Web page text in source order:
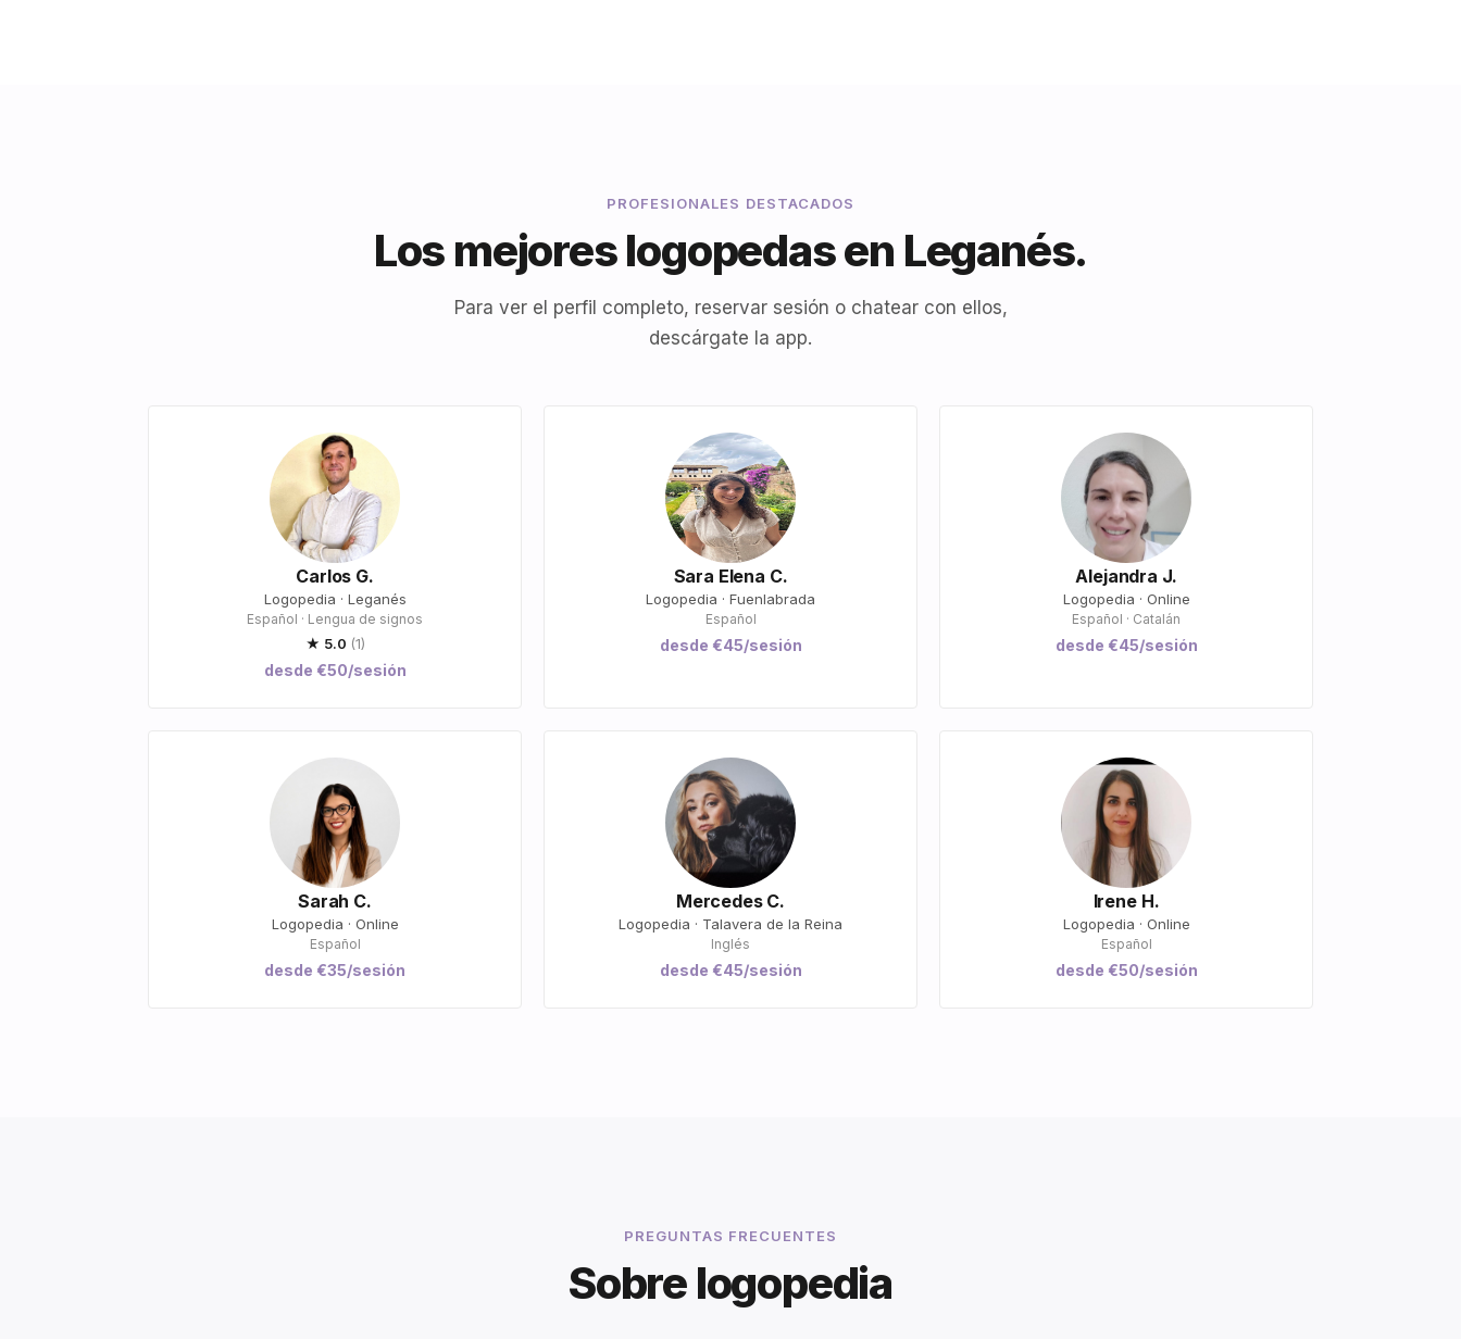
PROFESIONALES DESTACADOS
Los mejores logopedas en Leganés.
Para ver el perfil completo, reservar sesión o chatear con ellos,
descárgate la app.
Carlos G.
Logopedia · Leganés
Español · Lengua de signos
★ 5.0 (1)
desde €50/sesión
Sara Elena C.
Logopedia · Fuenlabrada
Español
desde €45/sesión
Alejandra J.
Logopedia · Online
Español · Catalán
desde €45/sesión
Sarah C.
Logopedia · Online
Español
desde €35/sesión
Mercedes C.
Logopedia · Talavera de la Reina
Inglés
desde €45/sesión
Irene H.
Logopedia · Online
Español
desde €50/sesión
PREGUNTAS FRECUENTES
Sobre logopedia